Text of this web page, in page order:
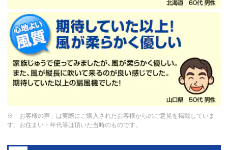
※「お客様の声」は実際にご購入されたお客様からのご意見を掲載していま
す。お住まい・年代等は頂いた当時のものです。